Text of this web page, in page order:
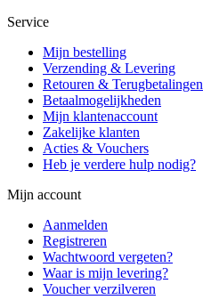
Service
Mijn bestelling
Verzending & Levering
Retouren & Terugbetalingen
Betaalmogelijkheden
Mijn klantenaccount
Zakelijke klanten
Acties & Vouchers
Heb je verdere hulp nodig?
Mijn account
Aanmelden
Registreren
Wachtwoord vergeten?
Waar is mijn levering?
Voucher verzilveren